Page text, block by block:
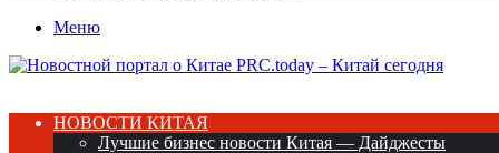
Меню
НОВОСТИ КИТАЯ
Лучшие бизнес новости Китая — Дайджесты